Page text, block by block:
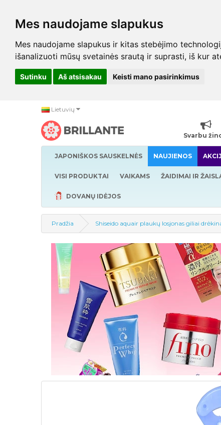
Mes naudojame slapukus
Mes naudojame slapukus ir kitas stebėjimo
išanalizuoti mūsų svetainės srautą ir suprasti, iš kur
Sutinku Aš atsisakau Keisti mano pasirinkimus
Lietuvių
Svarbu
JAPONIŠKOS SAUSKELNĖS NAUJIENOS
VISI PRODUKTAI VAIKAMS ŽAIDIMAI IR
DOVANŲ IDĖJOS
Pradžia Shiseido aquair plaukų losjonas giliai